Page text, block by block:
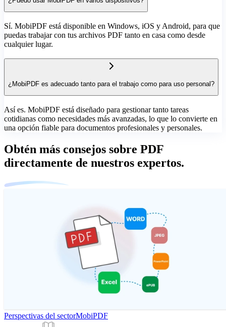
Sí. MobiPDF está disponible en Windows, iOS y Android, para que
puedas trabajar con tus archivos PDF tanto en casa como desde
cualquier lugar.
¿MobiPDF es adecuado tanto para el trabajo como para uso personal?
Así es. MobiPDF está diseñado para gestionar tanto tareas
cotidianas como necesidades más avanzadas, lo que lo convierte en
una opción fiable para documentos profesionales y personales.
Obtén más consejos sobre PDF
directamente de nuestros expertos.
Perspectivas del sectorMobiPDF